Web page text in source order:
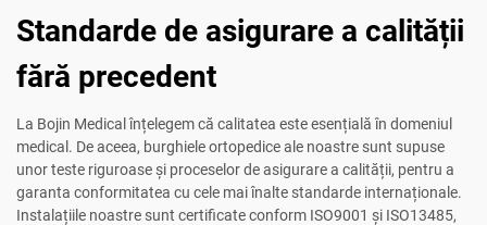
Standarde de asigurare a calității
fără precedent
La Bojin Medical înțelegem că calitatea este esențială în domeniul
medical. De aceea, burghiele ortopedice ale noastre sunt supuse
unor teste riguroase și proceselor de asigurare a calității, pentru a
garanta conformitatea cu cele mai înalte standarde internaționale.
Instalațiile noastre sunt certificate conform ISO9001 și ISO13485,